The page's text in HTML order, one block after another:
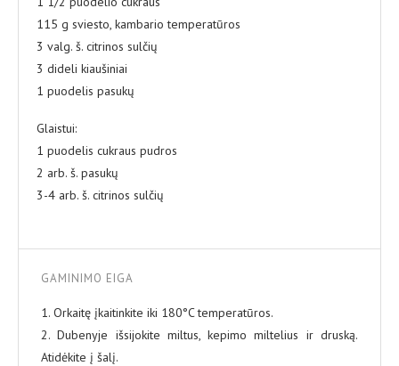
115 g sviesto, kambario temperatūros
3 valg. š. citrinos sulčių
3 dideli kiaušiniai
1 puodelis pasukų
Glaistui:
1 puodelis cukraus pudros
2 arb. š. pasukų
3-4 arb. š. citrinos sulčių
GAMINIMO EIGA
1. Orkaitę įkaitinkite iki 180°C temperatūros.
2. Dubenyje išsijokite miltus, kepimo miltelius ir druską.
Atidėkite į šalį.